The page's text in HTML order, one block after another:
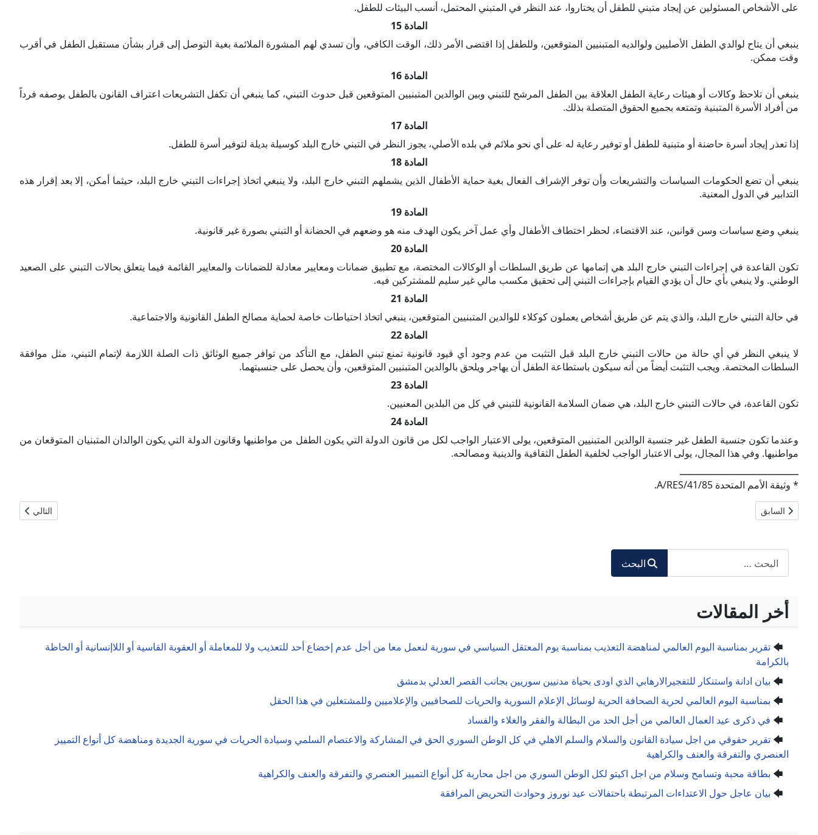
على الأشخاص المسئولين عن إيجاد متبني للطفل أن يختاروا، عند النظر في المتبني المحتمل، أنسب البيئات للطفل.
المادة 15
ينبغي أن يتاح لوالدي الطفل الأصليين ولوالديه المتبنيين المتوقعين، وللطفل إذا اقتضى الأمر ذلك، الوقت الكافي، وأن تسدي لهم المشورة الملائمة بغية التوصل إلى قرار بشأن مستقبل الطفل في أقرب
وقت ممكن.
المادة 16
ينبغي أن تلاحظ وكالات أو هيئات رعاية الطفل العلاقة بين الطفل المرشح للتبني وبين الوالدين المتبنيين المتوقعين قبل حدوث التبني، كما ينبغي أن تكفل التشريعات اعتراف القانون بالطفل بوصفه فرداً
من أفراد الأسرة المتبنية وتمتعه بجميع الحقوق المتصلة بذلك.
المادة 17
إذا تعذر إيجاد أسرة حاضنة أو متبنية للطفل أو توفير رعاية له على أي نحو ملائم في بلده الأصلي، يجوز النظر في التبني خارج البلد كوسيلة بديلة لتوفير أسرة للطفل.
المادة 18
ينبغي أن تضع الحكومات السياسات والتشريعات وأن توفر الإشراف الفعال بغية حماية الأطفال الذين يشملهم التبني خارج البلد، ولا ينبغي اتخاذ إجراءات التبني خارج البلد، حيثما أمكن، إلا بعد إقرار هذه
التدابير في الدول المعنية.
المادة 19
ينبغي وضع سياسات وسن قوانين، عند الاقتضاء، لحظر اختطاف الأطفال وأي عمل آخر يكون الهدف منه هو وضعهم في الحضانة أو التبني بصورة غير قانونية.
المادة 20
تكون القاعدة في إجراءات التبني خارج البلد هي إتمامها عن طريق السلطات أو الوكالات المختصة، مع تطبيق ضمانات ومعايير معادلة للضمانات والمعايير القائمة فيما يتعلق بحالات التبني على الصعيد
الوطني. ولا ينبغي بأي حال أن يؤدي القيام بإجراءات التبني إلى تحقيق مكسب مالي غير سليم للمشتركين فيه.
المادة 21
في حالة التبني خارج البلد، والذي يتم عن طريق أشخاص يعملون كوكلاء للوالدين المتبنيين المتوقعين، ينبغي اتخاذ احتياطات خاصة لحماية مصالح الطفل القانونية والاجتماعية.
المادة 22
لا ينبغي النظر في أي حالة من حالات التبني خارج البلد قبل التثبت من عدم وجود أي قيود قانونية تمنع تبني الطفل، مع التأكد من توافر جميع الوثائق ذات الصلة اللازمة لإتمام التبني، مثل موافقة
السلطات المختصة. ويجب التثبت أيضاً من أنه سيكون باستطاعة الطفل أن يهاجر ويلحق بالوالدين المتبنيين المتوقعين، وأن يحصل على جنسيتهما.
المادة 23
تكون القاعدة، في حالات التبني خارج البلد، هي ضمان السلامة القانونية للتبني في كل من البلدين المعنيين.
المادة 24
وعندما تكون جنسية الطفل غير جنسية الوالدين المتبنيين المتوقعين، يولى الاعتبار الواجب لكل من قانون الدولة التي يكون الطفل من مواطنيها وقانون الدولة التي يكون الوالدان المتبنيان المتوقعان من
مواطنيها. وفي هذا المجال، يولى الاعتبار الواجب لخلفية الطفل الثقافية والدينية ومصالحه.
ـــــــــــــــــــــــــــــــــــــــ
* وثيقة الأمم المتحدة A/RES/41/85
.
المقال السابق: وثائق حقوق الإنسان
السابق المقال
التالي
البحث
البحث
أخر المقالات
تقرير بمناسبة اليوم العالمي لمناهضة التعذيب بمناسبة يوم المعتقل السياسي في سورية لنعمل معا من أجل عدم إخضاع أحد للتعذيب ولا للمعاملة أو العقوبة القاسية أو اللاإنسانية أو الحاطة
بالكرامة
بيان ادانة واستنكار للتفجيرالارهابي الذي اودى بحياة مدنيين سوريين بجانب القصر العدلي بدمشق
بمناسبة اليوم العالمي لحرية الصحافة الحرية لوسائل الإعلام السورية والحريات للصحافيين والإعلاميين وللمشتغلين في هذا الحقل
في ذكرى عيد العمال العالمي من أجل الحد من البطالة والفقر والغلاء والفساد
تقرير حقوقي من اجل سيادة القانون والسلام والسلم الاهلي في كل الوطن السوري الحق في المشاركة والاعتصام السلمي وسيادة الحريات في سورية الجديدة ومناهضة كل أنواع التمييز
العنصري والتفرقة والعنف والكراهية
بطاقة محبة وتسامح وسلام من اجل اكيتو لكل الوطن السوري من اجل محاربة كل أنواع التمييز العنصري والتفرقة والعنف والكراهية
بيان عاجل حول الاعتداءات المرتبطة باحتفالات عيد نوروز وحوادث التحريض المرافقة